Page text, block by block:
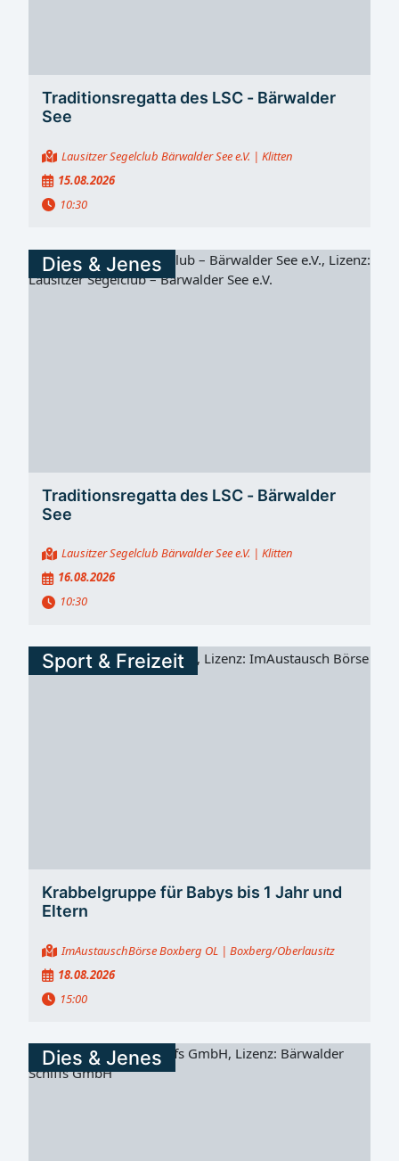
Traditionsregatta des LSC - Bärwalder
See
Lausitzer Segelclub Bärwalder See e.V. | Klitten
15.08.2026
10:30
Dies & Jenes
Traditionsregatta des LSC - Bärwalder
See
Lausitzer Segelclub Bärwalder See e.V. | Klitten
16.08.2026
10:30
Sport & Freizeit
Krabbelgruppe für Babys bis 1 Jahr und
Eltern
ImAustauschBörse Boxberg OL | Boxberg/Oberlausitz
18.08.2026
15:00
Dies & Jenes